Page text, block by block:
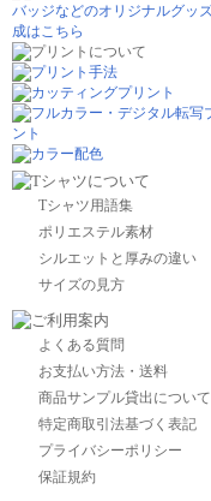
Tシャツ用語集
ポリエステル素材
シルエットと厚みの違い
サイズの見方
よくある質問
お支払い方法・送料
商品サンプル貸出について
特定商取引法基づく表記
プライバシーポリシー
保証規約